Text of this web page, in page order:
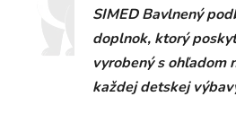
SIMED Bavlnený
doplnok, ktorý
vyrobený s ohľadom
každej detskej